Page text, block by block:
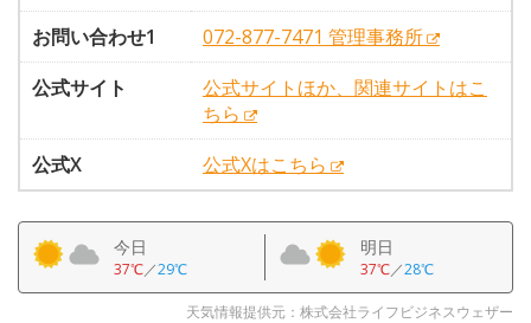
お問い合わせ1
072-877-7471 管理事務所
公式サイト
公式サイトほか、関連サイトはこ
ちら
公式X
公式Xはこちら
今日
37℃／29℃
明日
37℃／28℃
天気情報提供元：株式会社ライフビジネスウェザー